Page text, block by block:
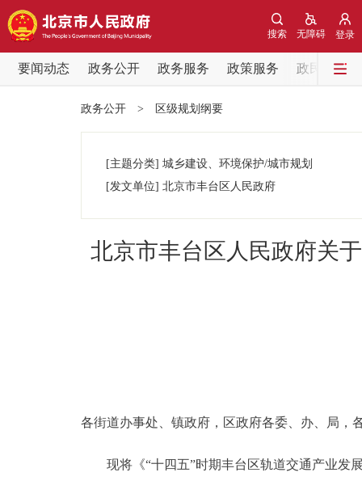
登录
无障碍
搜索
要闻动态 政务公开 政务服务 政策服务
政民互动
党中央精神
北京要闻
政务公开 > 区级规划纲要
[主题分类] 城乡建设、环境保护/城市规划
[发文单位] 北京市丰台区人民政府
北京市丰台区人民政府关
各街道办事处、镇政府，区政府各委、办、局，
现将《“十四五”时期丰台区轨道交通产业发